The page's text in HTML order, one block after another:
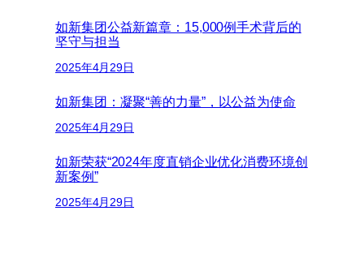
如新集团公益新篇章：15,000例手术背后的
坚守与担当
2025年4月29日
如新集团：凝聚“善的力量”，以公益为使命
2025年4月29日
如新荣获“2024年度直销企业优化消费环境创
新案例”
2025年4月29日